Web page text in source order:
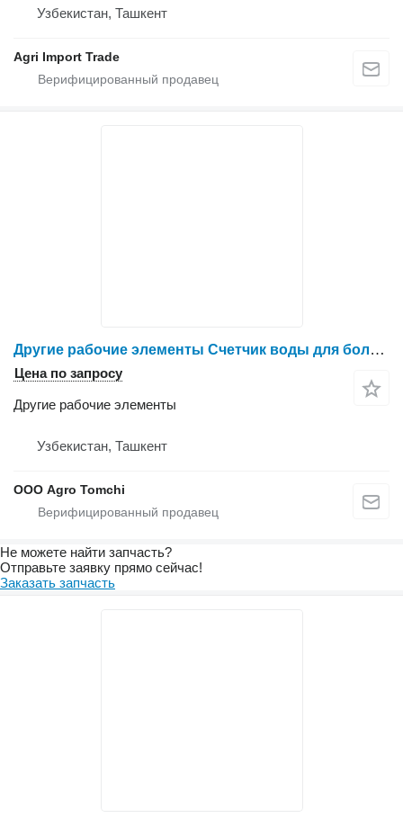
Узбекистан, Ташкент
Agri Import Trade
Другие рабочие элементы Счетчик воды для больших труб для оборудования
Цена по запросу
Другие рабочие элементы
Узбекистан, Ташкент
ООО Agro Tomchi
Не можете найти запчасть?
Отправьте заявку прямо сейчас!
Заказать запчасть